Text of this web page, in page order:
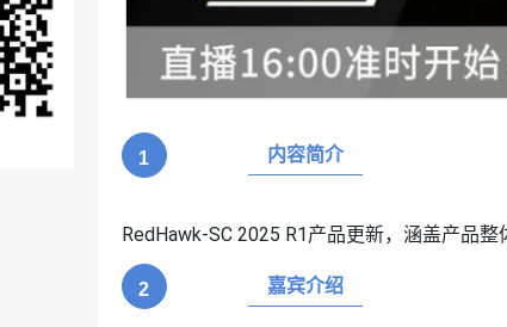
1 内容简介
RedHawk-SC 2025 R1产品更新，涵盖产品
2 嘉宾介绍